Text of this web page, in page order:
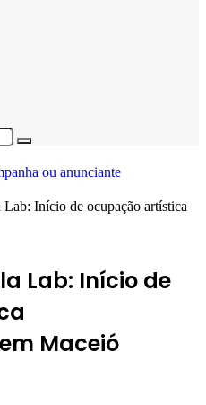
Procurar
Início de ocupação artística
Lab: Início de
Maceió